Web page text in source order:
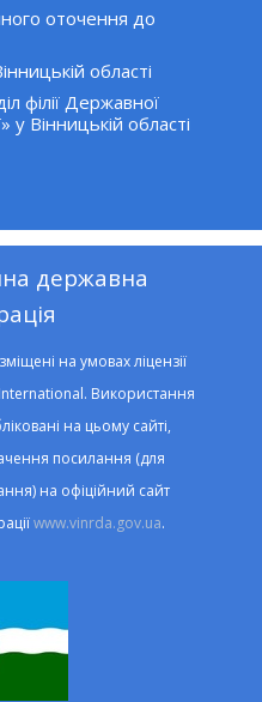
оточення до
області
філії Державної
у Вінницькій області
державна
на умовах ліцензії
Використання
на цьому сайті,
посилання (для
на офіційний сайт
www.vinrda.gov.ua.